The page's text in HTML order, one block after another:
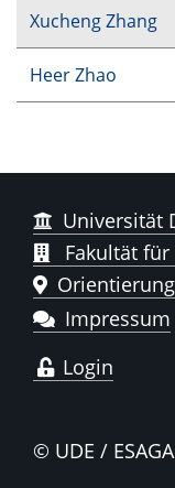
Xucheng Zhang
Heer Zhao
Universität
Fakultät
Orientierung
Impressum
Login
© UDE / ESAGA